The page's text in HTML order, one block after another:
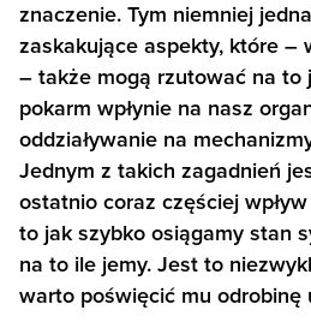
znaczenie. Tym niemniej
zaskakujące aspekty, które –
– także mogą rzutować na to
pokarm wpłynie na nasz
oddziaływanie na
Jednym z takich zagadnień
ostatnio coraz częściej
to jak szybko osiągamy stan
na to ile jemy. Jest to
warto poświęcić mu odrobinę